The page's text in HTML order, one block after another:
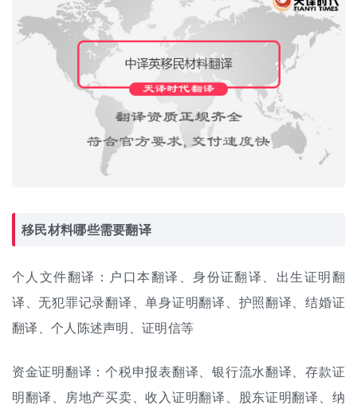
移民材料哪些需要翻译
个人文件翻译： 户口本翻译 、身份证翻译 、 出生证明翻
译 、无犯罪记录翻译、单身证明翻译、 护照翻译、结婚证
翻译 、个人陈述声明、证明信等
资金证明翻译：个税申报表翻译、银行流水翻译、存款证
明翻译、房地产买卖、收入证明翻译、股东证明翻译、纳